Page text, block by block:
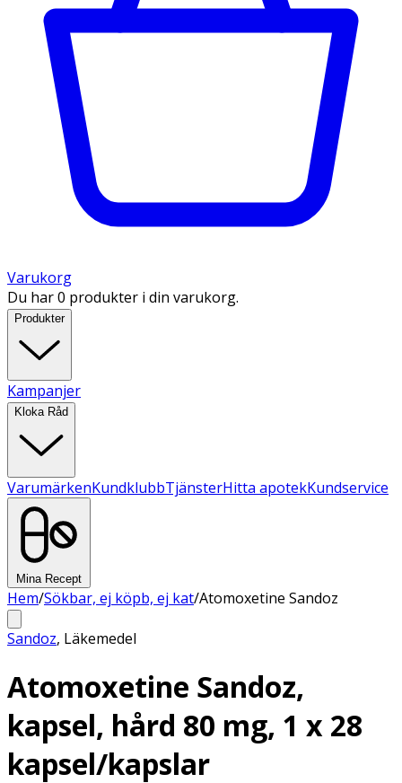
Varukorg
Du har 0 produkter i din varukorg.
Produkter
Kampanjer
Kloka Råd
VarumärkenKundklubbTjänsterHitta apotekKundservice
Mina Recept
Hem/Sökbar, ej köpb, ej kat/Atomoxetine Sandoz
Sandoz, Läkemedel
Atomoxetine Sandoz,
kapsel, hård 80 mg, 1 x 28
kapsel/kapslar